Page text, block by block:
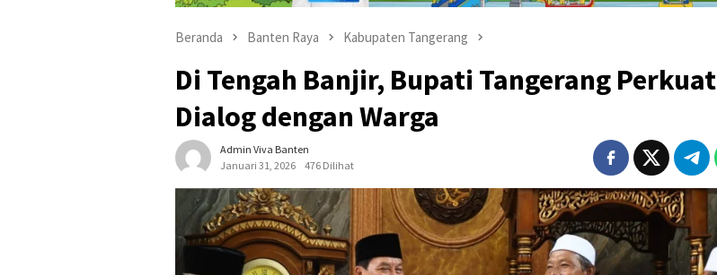
Beranda Banten Raya Kabupaten Tangerang
Di Tengah Banjir, Bupati Tangerang Perkuat
Dialog dengan Warga
Admin Viva Banten
Januari 31, 2026
476 Dilihat